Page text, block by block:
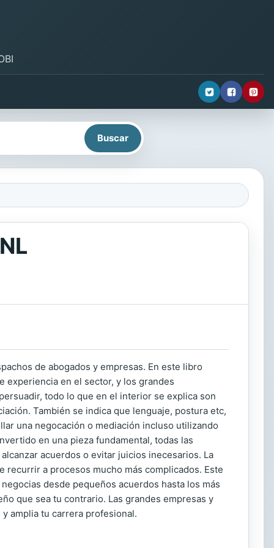
de abogados y empresas. En este libro
experiencia en el sector, y los grandes
todo lo que en el interior se explica son
También se indica que lenguaje, postura etc,
una negocación o mediación incluso utilizando
en una pieza fundamental, todas las
acuerdos o evitar juicios inecesarios. La
recurrir a procesos mucho más complicados. Este
desde pequeños acuerdos hasta los más
que sea tu contrario. Las grandes empresas y
amplia tu carrera profesional.